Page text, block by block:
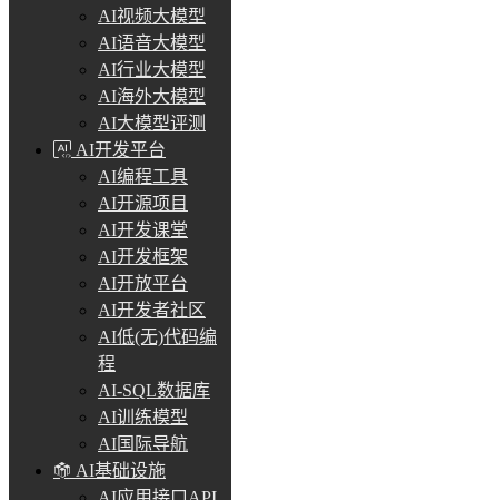
AI视频大模型
AI语音大模型
AI行业大模型
AI海外大模型
AI大模型评测
AI开发平台
AI编程工具
AI开源项目
AI开发课堂
AI开发框架
AI开放平台
AI开发者社区
AI低(无)代码编
程
AI-SQL数据库
AI训练模型
AI国际导航
AI基础设施